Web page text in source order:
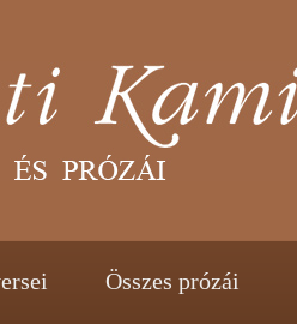
Összes prózái